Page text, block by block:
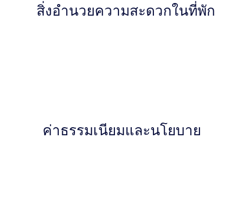
สิ่งอำนวยความสะดวกในที่พัก
ค่าธรรมเนียมและนโยบาย